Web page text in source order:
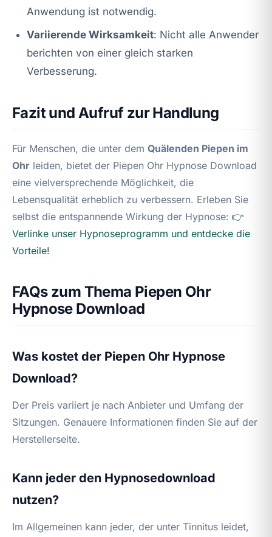
Anwendung ist notwendig.
Variierende Wirksamkeit: Nicht alle Anwender
berichten von einer gleich starken
Verbesserung.
Fazit und Aufruf zur Handlung
Für Menschen, die unter dem Quälenden Piepen im
Ohr leiden, bietet der Piepen Ohr Hypnose Download
eine vielversprechende Möglichkeit, die
Lebensqualität erheblich zu verbessern. Erleben Sie
selbst die entspannende Wirkung der Hypnose: 👉
Verlinke unser Hypnoseprogramm und entdecke die
Vorteile!
FAQs zum Thema Piepen Ohr
Hypnose Download
Was kostet der Piepen Ohr Hypnose
Download?
Der Preis variiert je nach Anbieter und Umfang der
Sitzungen. Genauere Informationen finden Sie auf der
Herstellerseite.
Kann jeder den Hypnosedownload
nutzen?
Im Allgemeinen kann jeder, der unter Tinnitus leidet,